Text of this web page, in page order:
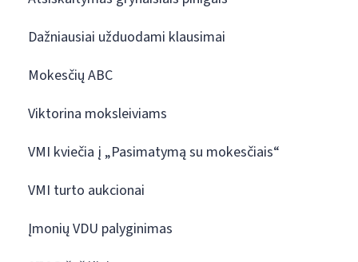
Dažniausiai užduodami klausimai
Mokesčių ABC
Viktorina moksleiviams
VMI kviečia į „Pasimatymą su mokesčiais“
VMI turto aukcionai
Įmonių VDU palyginimas